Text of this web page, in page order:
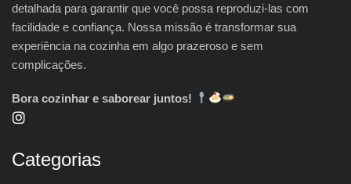
detalhada para garantir que você possa reproduzi-las com
facilidade e confiança. Nossa missão é transformar sua
experiência na cozinha em algo prazeroso e sem
complicações.
Bora cozinhar e saborear juntos!
Categorias